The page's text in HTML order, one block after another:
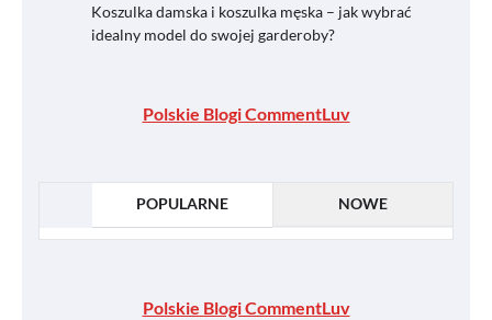
Koszulka damska i koszulka męska – jak wybrać
idealny model do swojej garderoby?
Polskie Blogi CommentLuv
POPULARNE NOWE
Polskie Blogi CommentLuv